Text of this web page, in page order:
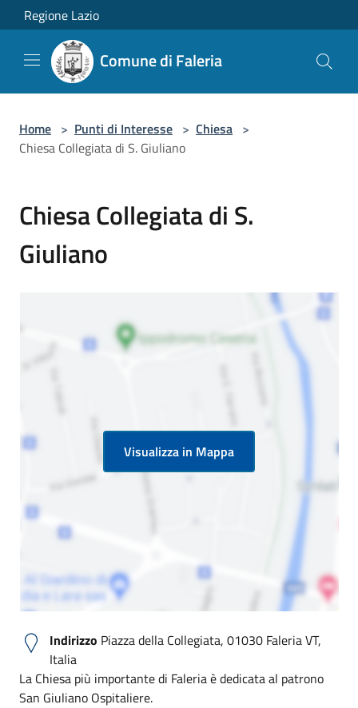
Salta al contenuto principale
Regione Lazio
Comune di Faleria
Home > Punti di Interesse > Chiesa >
Chiesa Collegiata di S. Giuliano
Chiesa Collegiata di S.
Giuliano
Visualizza in Mappa
Indirizzo Piazza della Collegiata, 01030 Faleria VT,
Italia
La Chiesa più importante di Faleria è dedicata al patrono
San Giuliano Ospitaliere.